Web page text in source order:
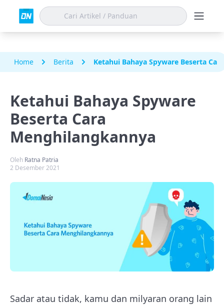
Home Berita Ketahui Bahaya Spyware Beserta
Ketahui Bahaya Spyware
Beserta Cara
Menghilangkannya
Oleh Ratna Patria
2 Desember 2021
Sadar atau tidak, kamu dan milyaran orang lain